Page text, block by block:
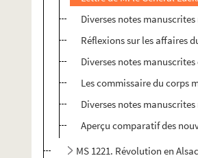
Diverses notes
Réflexions sur les affaires
Diverses notes
Les commissaire du corps
Diverses notes
Aperçu comparatif des
MS 1221. Révolution en